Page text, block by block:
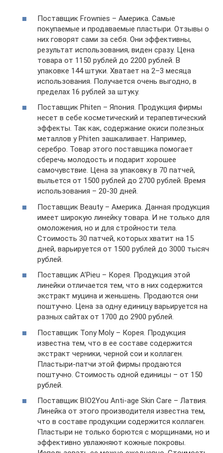
Поставщик Frownies – Америка. Самые
покупаемые и продаваемые пластыри. Отзывы о
них говорят сами за себя. Они эффективны,
результат использования, виден сразу. Цена
товара от 1150 рублей до 2200 рублей. В
упаковке 144 штуки. Хватает на 2–3 месяца
использования. Получается очень выгодно, в
пределах 16 рублей за штуку.
Поставщик Phiten – Япония. Продукция фирмы
несет в себе косметический и терапевтический
эффекты. Так как, содержание окиси полезных
металлов у Phiten зашкаливает. Например,
серебро. Товар этого поставщика помогает
сберечь молодость и подарит хорошее
самочувствие. Цена за упаковку в 70 патчей,
выльется от 1500 рублей до 2700 рублей. Время
использования – 20-30 дней.
Поставщик Beauty – Америка. Данная продукция
имеет широкую линейку товара. И не только для
омоложения, но и для стройности тела.
Стоимость 30 патчей, которых хватит на 15
дней, варьируется от 1500 рублей до 3000 тысяч
рублей.
Поставщик A’Pieu – Корея. Продукция этой
линейки отличается тем, что в них содержится
экстракт муцина и женьшень. Продаются они
поштучно. Цена за одну единицу варьируется на
разных сайтах от 1700 до 2900 рублей.
Поставщик Tony Moly – Корея. Продукция
известна тем, что в ее составе содержится
экстракт черники, черной сои и коллаген.
Пластыри-патчи этой фирмы продаются
поштучно. Стоимость одной единицы – от 150
рублей.
Поставщик BIO2You Anti-age Skin Care – Латвия.
Линейка от этого производителя известна тем,
что в составе продукции содержится коллаген.
Пластыри не только борются с морщинами, но и
эффективно увлажняют кожные покровы.